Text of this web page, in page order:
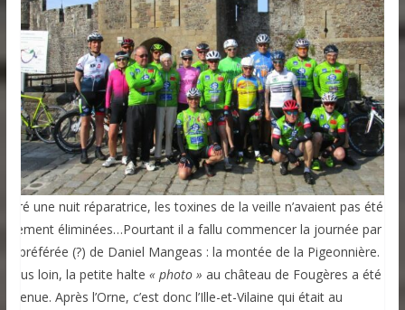
une nuit réparatrice, les toxines de la veille n’avaient pas été
éliminées…Pourtant il a fallu commencer la journée par la
préférée (?) de Daniel Mangeas : la montée de la Pigeonnière. 20
plus loin, la petite halte « photo » au château de Fougères a été la
Après l’Orne, c’est donc l’Ille-et-Vilaine qui était au